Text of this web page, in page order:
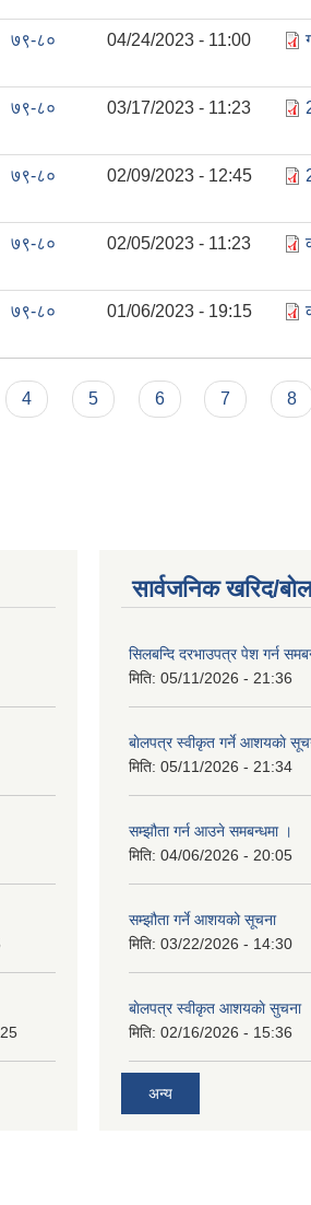
७९-८० 04/24/2023 - 11:00
७९-८० 03/17/2023 - 11:23
७९-८० 02/09/2023 - 12:45
७९-८० 02/05/2023 - 11:23
७९-८० 01/06/2023 - 19:15
4 5 6 7 8
सार्वजनिक खरिद/
सिलबन्दि दरभाउपत्र पेश गर्न
मिति: 05/11/2026 - 21:36
बाेलपत्र स्वीकृत गर्ने आशयकाे
मिति: 05/11/2026 - 21:34
सम्झौता गर्न आउने समबन्धमा ।
मिति: 04/06/2026 - 20:05
सम्झौता गर्ने आशयको सूचना
मिति: 03/22/2026 - 14:30
बाेलपत्र स्वीकृत आशयकाे सुचना
मिति: 02/16/2026 - 15:36
अन्य